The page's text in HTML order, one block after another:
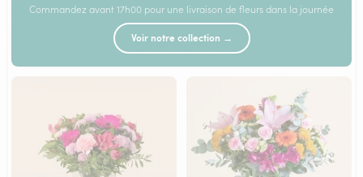
Commandez avant 17h00 pour une livraison de fleurs dans la journée
Voir notre collection →